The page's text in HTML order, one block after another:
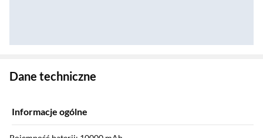
Dane techniczne
Informacje ogólne